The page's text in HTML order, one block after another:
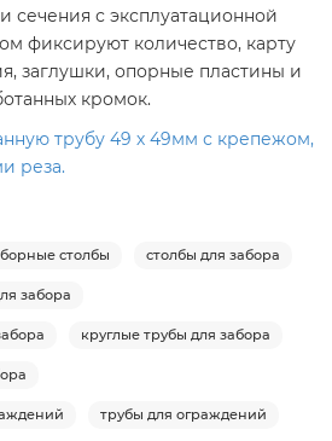
сечения с эксплуатационной
фиксируют количество, карту
заглушки, опорные пластины и
кромок.
трубу 49 х 49мм с крепежом,
реза.
столбы столбы для забора
забора
круглые трубы для забора
трубы для ограждений